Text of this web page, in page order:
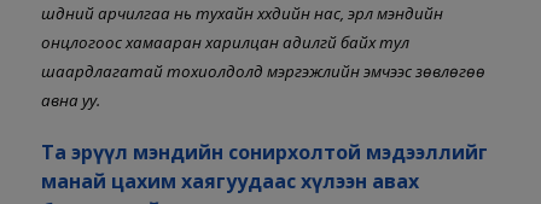
шүдний арчилгаа нь тухайн хүүхдийн нас, эрүүл мэндийн
онцлогоос хамааран харилцан адилгүй байх тул
шаардлагатай тохиолдолд мэргэжлийн эмчээс зөвлөгөө
авна уу.
Та эрүүл мэндийн сонирхолтой мэдээллийг
манай цахим хаягуудаас хүлээн авах